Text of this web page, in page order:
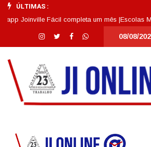
ÚLTIMAS :
Fácil completa um mês |Escolas Municipais
08/08/